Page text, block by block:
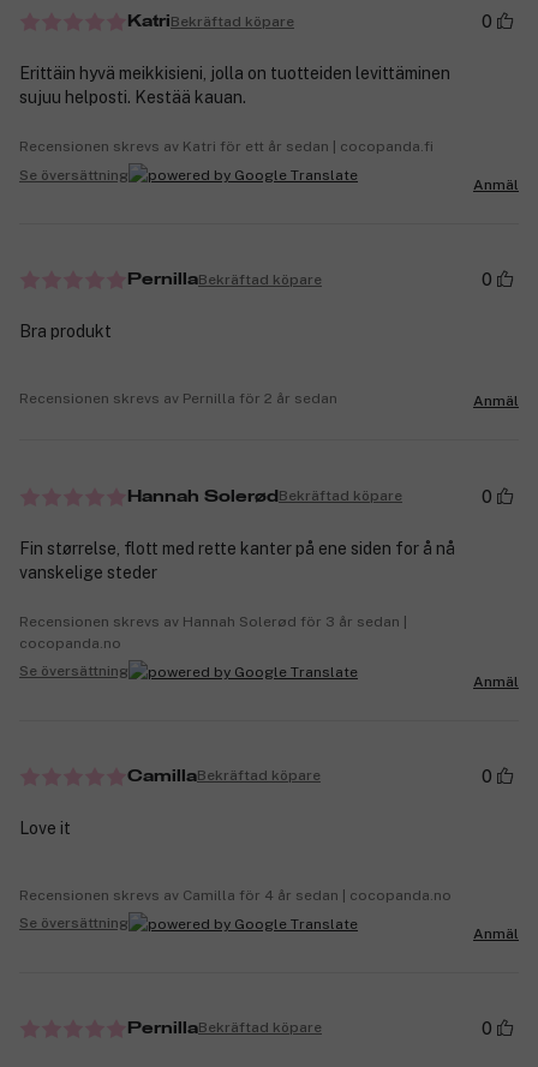
KatriBekräftad köpare 0
Erittäin hyvä meikkisieni, jolla on tuotteiden levittäminen
sujuu helposti. Kestää kauan.
Recensionen skrevs av Katri för ett år sedan | cocopanda.fi
Se översättning
Anmäl
PernillaBekräftad köpare 0
Bra produkt
Recensionen skrevs av Pernilla för 2 år sedan Anmäl
Hannah Solerød Bekräftad köpare 0
Fin størrelse, flott med rette kanter på ene siden for å nå
vanskelige steder
Recensionen skrevs av Hannah Solerød för 3 år sedan |
cocopanda.no
Se översättning
Anmäl
CamillaBekräftad köpare 0
Love it
Recensionen skrevs av Camilla för 4 år sedan | cocopanda.no
Se översättning
Anmäl
PernillaBekräftad köpare 0